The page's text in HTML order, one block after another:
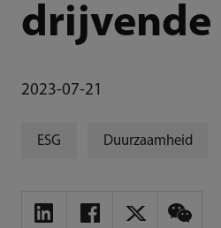
drijvende
2023-07-21
ESG Duurzaamheid